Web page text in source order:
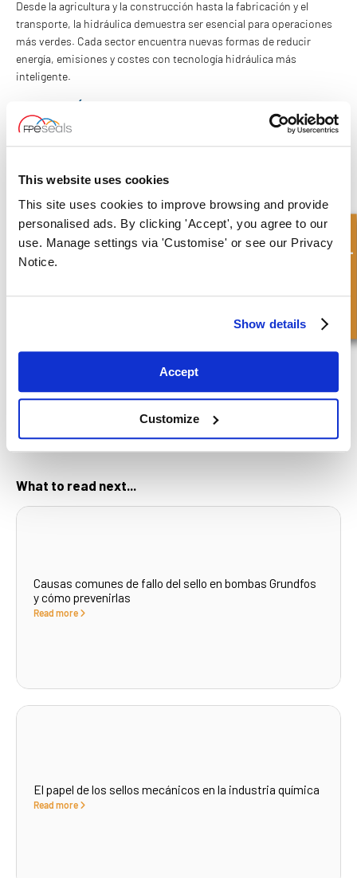
This website uses cookies
This site uses cookies to improve browsing and provide
personalised ads. By clicking 'Accept', you agree to our
use. Manage settings via 'Customise' or see our Privacy
Notice.
Show details
Accept
Customize
Desde la agricultura y la construcción hasta la fabricación y el
transporte, la hidráulica demuestra ser esencial para operaciones
más verdes. Cada sector encuentra nuevas formas de reducir
energía, emisiones y costes con tecnología hidráulica más
inteligente.
CONCLUSIÓN
Los cilindros hidráulicos pueden no ser llamativos, pero son
industrias a cumplir objetivos ambientales manteniendo
operaciones fiables y rentables. A medida que las normativas se
endurecen y las tecnologías evolucionan, invertir en sistemas
hidráulicos más ecológicos no solo es positivo para el planeta,
sino también una decisión inteligente para los negocios.
¿NECESITA UN CILINDRO A MEDIDA?
FPE Seals se especializa en crear soluciones hidráulicas a medida y
proyecto. Trabajamos con diversos materiales y tecnología
innovadora para fabricar el cilindro adecuado para cada aplicación.
¡Contáctenos hoy para saber más!
What to read next...
Causas comunes de fallo del sello en bombas Grundfos
y cómo prevenirlas
Read more
El papel de los sellos mecánicos en la industria química
Read more
Consulta rápida